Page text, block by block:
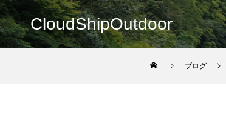
CloudShipOutdoor
ブログ